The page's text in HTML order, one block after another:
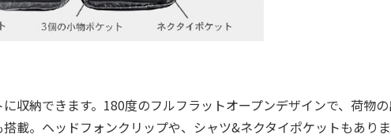
収納できます。180度のフルフラットオープンデザインで、荷物
載。ヘッドフォンクリップや、シャツ&ネクタイポケットもあり